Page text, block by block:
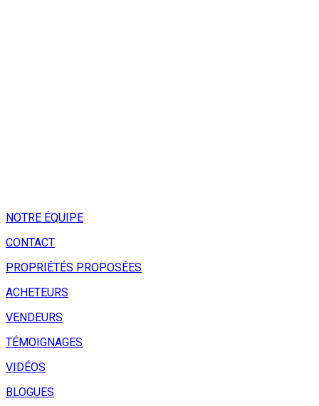
NOTRE ÉQUIPE
CONTACT
PROPRIÉTÉS PROPOSÉES
ACHETEURS
VENDEURS
TÉMOIGNAGES
VIDÉOS
BLOGUES